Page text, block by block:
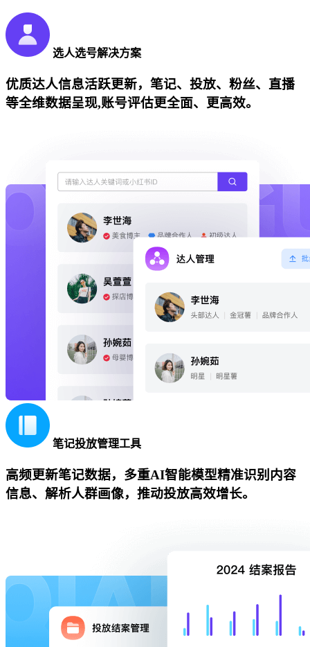
选人选号解决方案
优质达人信息活跃更新，笔记、投放、粉丝、直播
等全维数据呈现,账号评估更全面、更高效。
笔记投放管理工具
高频更新笔记数据，多重AI智能模型精准识别内容
信息、解析人群画像，推动投放高效增长。